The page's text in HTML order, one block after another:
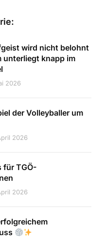
wird nicht belohnt
unterliegt knapp im
2026
der Volleyballer um
2026
für TGÖ-
2026